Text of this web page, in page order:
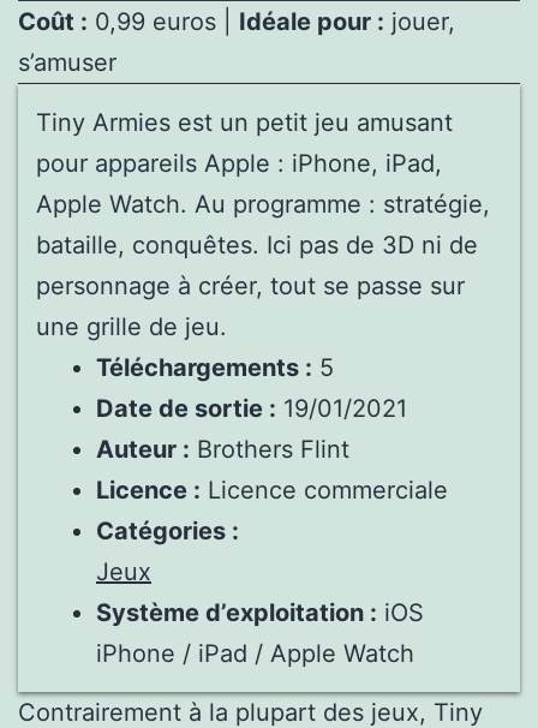
Coût : 0,99 euros | Idéale pour : jouer,
s’amuser
Tiny Armies est un petit jeu amusant
pour appareils Apple : iPhone, iPad,
Apple Watch. Au programme : stratégie,
bataille, conquêtes. Ici pas de 3D ni de
personnage à créer, tout se passe sur
une grille de jeu.
Téléchargements : 5
Date de sortie : 19/01/2021
Auteur : Brothers Flint
Licence : Licence commerciale
Catégories :
Jeux
Système d’exploitation : iOS
iPhone / iPad / Apple Watch
Contrairement à la plupart des jeux, Tiny